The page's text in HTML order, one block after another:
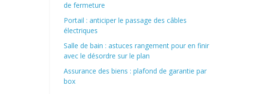
de fermeture
Portail : anticiper le passage des câbles
électriques
Salle de bain : astuces rangement pour en finir
avec le désordre sur le plan
Assurance des biens : plafond de garantie par
box